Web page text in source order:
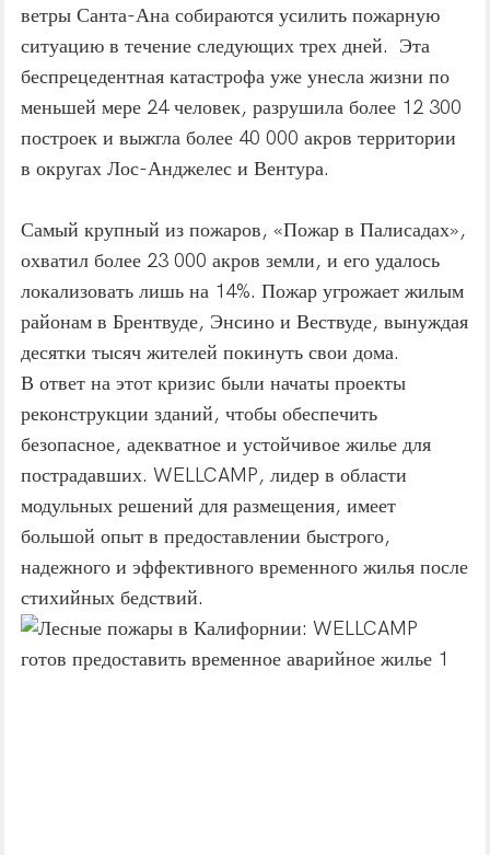
ветры Санта-Ана собираются усилить пожарную
ситуацию в течение следующих трех дней. Эта
беспрецедентная катастрофа уже унесла жизни по
меньшей мере 24 человек, разрушила более 12 300
построек и выжгла более 40 000 акров территории
в округах Лос-Анджелес и Вентура.
Самый крупный из пожаров, «Пожар в Палисадах»,
охватил более 23 000 акров земли, и его удалось
локализовать лишь на 14%. Пожар угрожает жилым
районам в Брентвуде, Энсино и Вествуде, вынуждая
десятки тысяч жителей покинуть свои дома.
В ответ на этот кризис были начаты проекты
реконструкции зданий, чтобы обеспечить
безопасное, адекватное и устойчивое жилье для
пострадавших. WELLCAMP, лидер в области
модульных решений для размещения, имеет
большой опыт в предоставлении быстрого,
надежного и эффективного временного жилья после
стихийных бедствий.